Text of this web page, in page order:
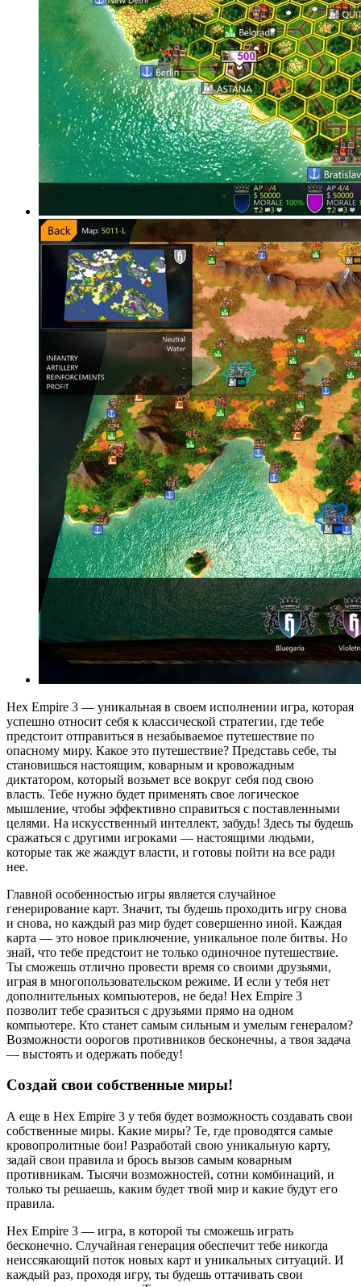
Hex Empire 3 — уникальная в своем исполнении игра, которая
успешно относит себя к классической стратегии, где тебе
предстоит отправиться в незабываемое путешествие по
опасному миру. Какое это путешествие? Представь себе, ты
становишься настоящим, коварным и кровожадным
диктатором, который возьмет все вокруг себя под свою
власть. Тебе нужно будет применять свое логическое
мышление, чтобы эффективно справиться с поставленными
целями. На искусственный интеллект, забудь! Здесь ты будешь
сражаться с другими игроками — настоящими людьми,
которые так же жаждут власти, и готовы пойти на все ради
нее.
Главной особенностью игры является случайное
генерирование карт. Значит, ты будешь проходить игру снова
и снова, но каждый раз мир будет совершенно иной. Каждая
карта — это новое приключение, уникальное поле битвы. Но
знай, что тебе предстоит не только одиночное путешествие.
Ты сможешь отлично провести время со своими друзьями,
играя в многопользовательском режиме. И если у тебя нет
дополнительных компьютеров, не беда! Hex Empire 3
позволит тебе сразиться с друзьями прямо на одном
компьютере. Кто станет самым сильным и умелым генералом?
Возможности оорогов противников бесконечны, а твоя задача
— выстоять и одержать победу!
Создай свои собственные миры!
А еще в Hex Empire 3 у тебя будет возможность создавать свои
собственные миры. Какие миры? Те, где проводятся самые
кровопролитные бои! Разработай свою уникальную карту,
задай свои правила и брось вызов самым коварным
противникам. Тысячи возможностей, сотни комбинаций, и
только ты решаешь, каким будет твой мир и какие будут его
правила.
Hex Empire 3 — игра, в которой ты сможешь играть
бесконечно. Случайная генерация обеспечит тебе никогда
неиссякающий поток новых карт и уникальных ситуаций. И
каждый раз, проходя игру, ты будешь оттачивать свои